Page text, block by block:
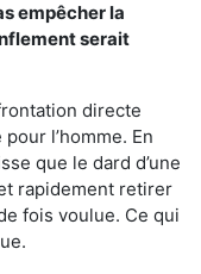
empêcher la
serait
directe
l’homme. En
que le dard d’une
rapidement retirer
fois voulue. Ce qui